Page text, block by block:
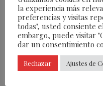
vendidos en
galardonada por
convirtiéndose así
13/12/2022 / POR
la experiencia más
preferencias y visitas
todas", usted consiente
embargo, puede visitar
dar un consentimiento
Rechazar Ajustes de